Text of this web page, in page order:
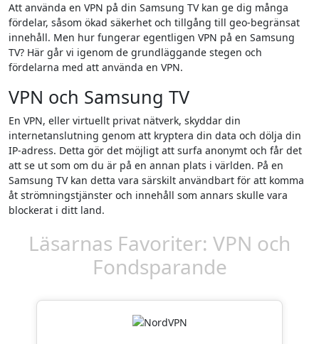
Att använda en VPN på din Samsung TV kan ge dig många
fördelar, såsom ökad säkerhet och tillgång till geo-begränsat
innehåll. Men hur fungerar egentligen VPN på en Samsung
TV? Här går vi igenom de grundläggande stegen och
fördelarna med att använda en VPN.
VPN och Samsung TV
En VPN, eller virtuellt privat nätverk, skyddar din
internetanslutning genom att kryptera din data och dölja din
IP-adress. Detta gör det möjligt att surfa anonymt och får det
att se ut som om du är på en annan plats i världen. På en
Samsung TV kan detta vara särskilt användbart för att komma
åt strömningstjänster och innehåll som annars skulle vara
blockerat i ditt land.
Läsarnas Favoriter: VPN och
Fondsparande